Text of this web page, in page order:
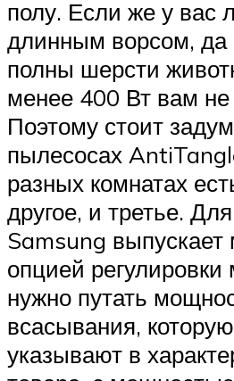
полу. Если же у вас
длинным ворсом,
полны шерсти
менее 400 Вт вам
Поэтому стоит
пылесосах
разных комнатах
другое, и третье.
Samsung выпускает
опцией
нужно путать
всасывания,
указывают в